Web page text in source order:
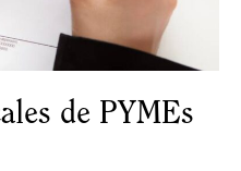
de PYMEs